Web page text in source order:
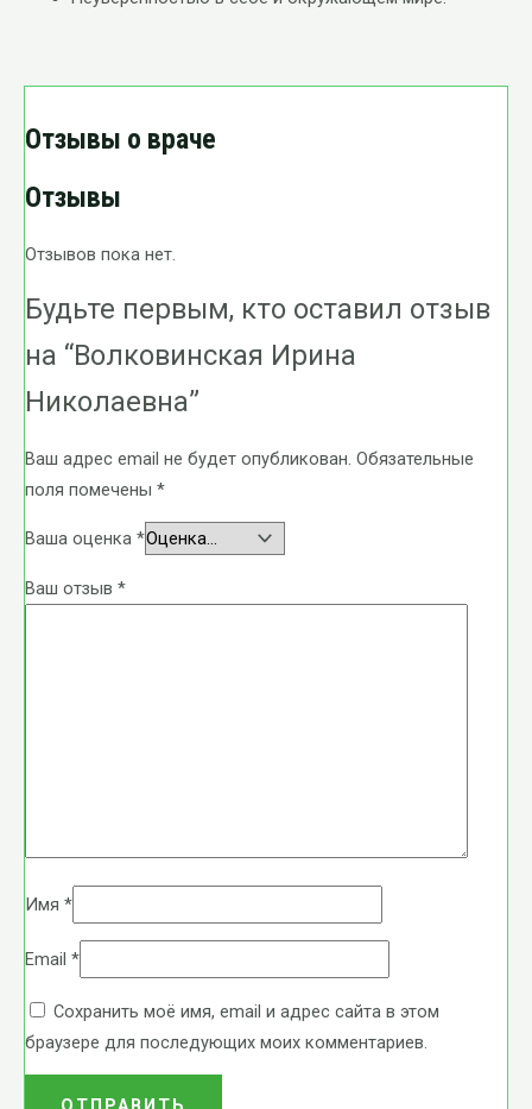
Отзывы о враче
Отзывы
Отзывов пока нет.
Будьте первым, кто оставил отзыв
на “Волковинская Ирина
Николаевна”
Ваш адрес email не будет опубликован. Обязательные
поля помечены *
Ваша оценка *
Ваш отзыв *
Имя *
Email *
Сохранить моё имя, email и адрес сайта в этом
браузере для последующих моих комментариев.